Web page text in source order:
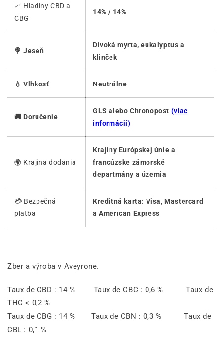
📈 Hladiny CBD a
CBG
14% / 14%
🍭 Jeseň
Divoká myrta, eukalyptus a
klinček
💧 Vlhkosť Neutrálne
🚚 Doručenie
GLS alebo Chronopost (viac
informácií)
🌍 Krajina dodania
Krajiny Európskej únie a
francúzske zámorské
departmány a územia
💳 Bezpečná
platba
Kreditná karta: Visa, Mastercard
a American Express
Zber a výroba v Aveyrone.
Taux de CBD : 14 % Taux de CBC : 0,6 % Taux de
THC < 0,2 %
Taux de CBG : 14 % Taux de CBN : 0,3 % Taux de
CBL : 0,1 %